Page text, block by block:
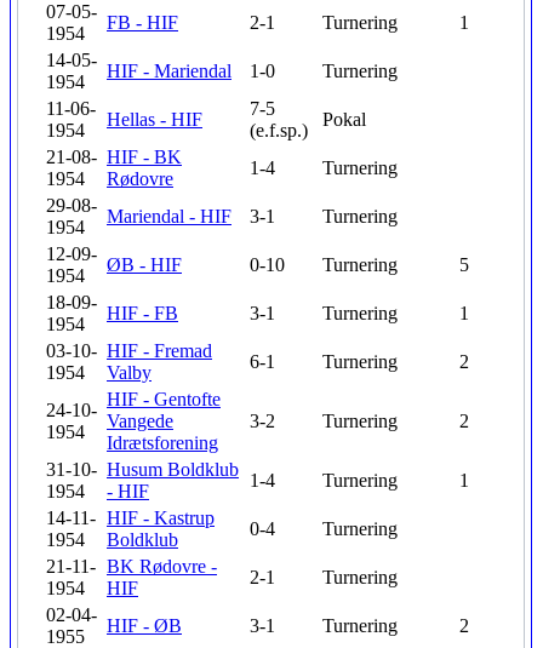
07-05-
1954
FB - HIF 2-1 Turnering
1
14-05-
1954
HIF - Mariendal 1-0
Turnering
11-06-
1954
Hellas - HIF
7-5
(e.f.sp.)
Pokal
21-08-
1954
HIF - BK
Rødovre
1-4
Turnering
29-08-
1954
Mariendal - HIF 3-1
Turnering
12-09-
1954
ØB - HIF 0-10 Turnering
5
18-09-
1954
HIF - FB 3-1 Turnering
1
03-10-
1954
HIF - Fremad
Valby
6-1 Turnering 2
24-10-
1954
HIF - Gentofte
Vangede
Idrætsforening
3-2 Turnering 2
31-10-
1954
Husum Boldklub
- HIF
1-4 Turnering
1
14-11-
1954
HIF - Kastrup
Boldklub
0-4
Turnering
21-11-
1954
BK Rødovre -
HIF
2-1
Turnering
02-04-
1955
HIF - ØB 3-1 Turnering
2